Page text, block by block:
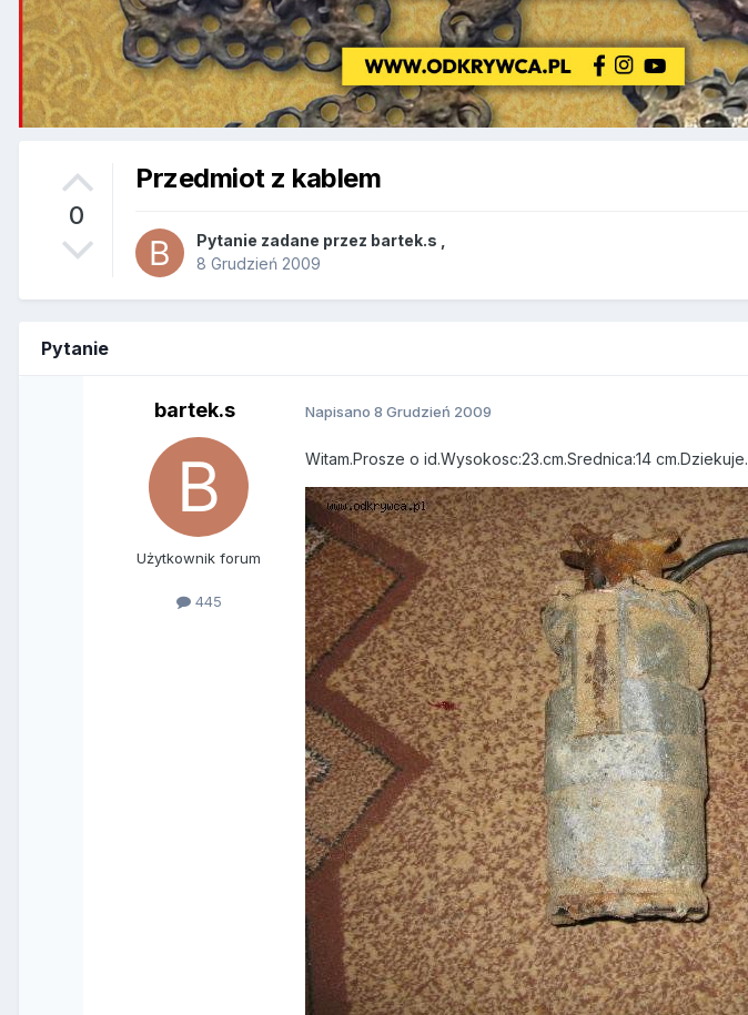
0
Przedmiot z kablem
Pytanie zadane przez bartek.s
8 Grudzień 2009
Pytanie
bartek.s
Użytkownik forum
445
Napisano8 Grudzień 2009
Witam.Prosze o id.Wysokosc:23.cm.Srednica:14 cm.Dziekuje.